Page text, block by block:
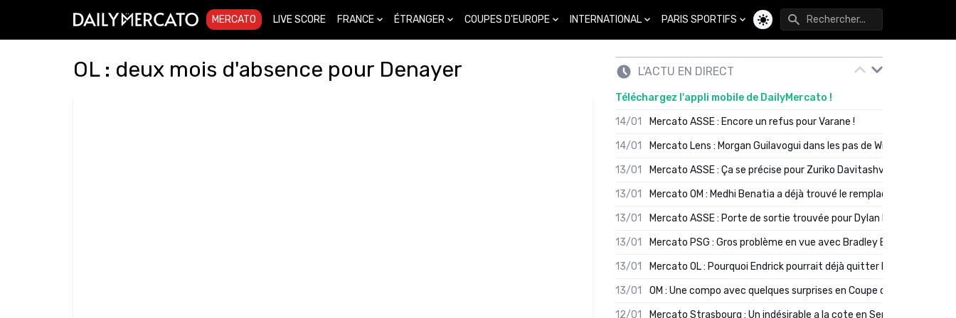
MERCATO LIVE SCORE FRANCE ÉTRANGER COUPES D'EUROPE INTERNATIONAL PARIS SPORTIFS
Changer de thème
OL : deux mois d'absence pour Denayer L'ACTU EN DIRECT
Téléchargez l'appli mobile de DailyMercato !
14/01
Mercato ASSE : Encore un refus pour Varane !
14/01
Mercato Lens : Morgan Guilavogui dans les pas de Will Still ?
13/01
Mercato ASSE : Ça se précise pour Zuriko Davitashvili
13/01
Mercato OM : Medhi Benatia a déjà trouvé le remplaçant de Robinio
13/01
Mercato ASSE : Porte de sortie trouvée pour Dylan Batubinsika
13/01
Mercato PSG : Gros problème en vue avec Bradley Barcola ?
13/01
Mercato OL : Pourquoi Endrick pourrait déjà quitter Lyon en janvier
13/01
OM : Une compo avec quelques surprises en Coupe de France
12/01
Mercato Strasbourg : Un indésirable a la cote en Serie A